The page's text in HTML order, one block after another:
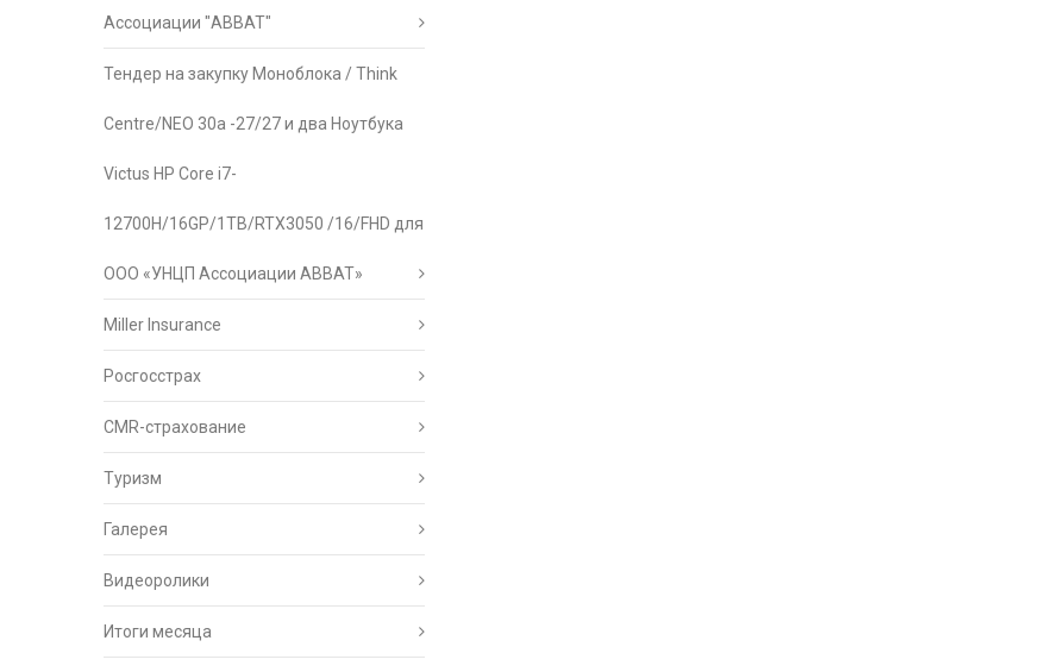
Ассоциации "АВВАТ"
Тендер на закупку Моноблока / Think
Centre/NEO 30a -27/27 и два Ноутбука
Victus HP Core i7-
12700H/16GP/1TB/RTX3050 /16/FHD для
ООО «УНЦП Ассоциации АВВАТ»
Miller Insurance
Росгосстрах
CMR-страхование
Туризм
Галерея
Видеоролики
Итоги месяца